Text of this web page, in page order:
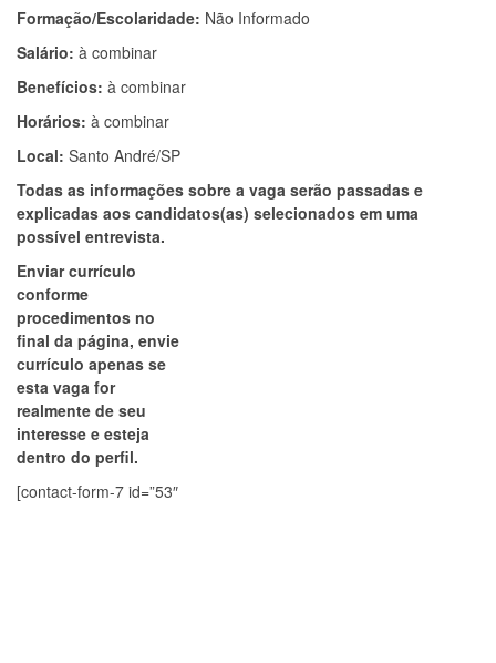
Formação/Escolaridade: Não Informado
Salário: à combinar
Benefícios: à combinar
Horários: à combinar
Local: Santo André/SP
Todas as informações sobre a vaga serão passadas e
explicadas aos candidatos(as) selecionados em uma
possível entrevista.
Enviar currículo
conforme
procedimentos no
final da página, envie
currículo apenas se
esta vaga for
realmente de seu
interesse e esteja
dentro do perfil.
[contact-form-7 id=”53″